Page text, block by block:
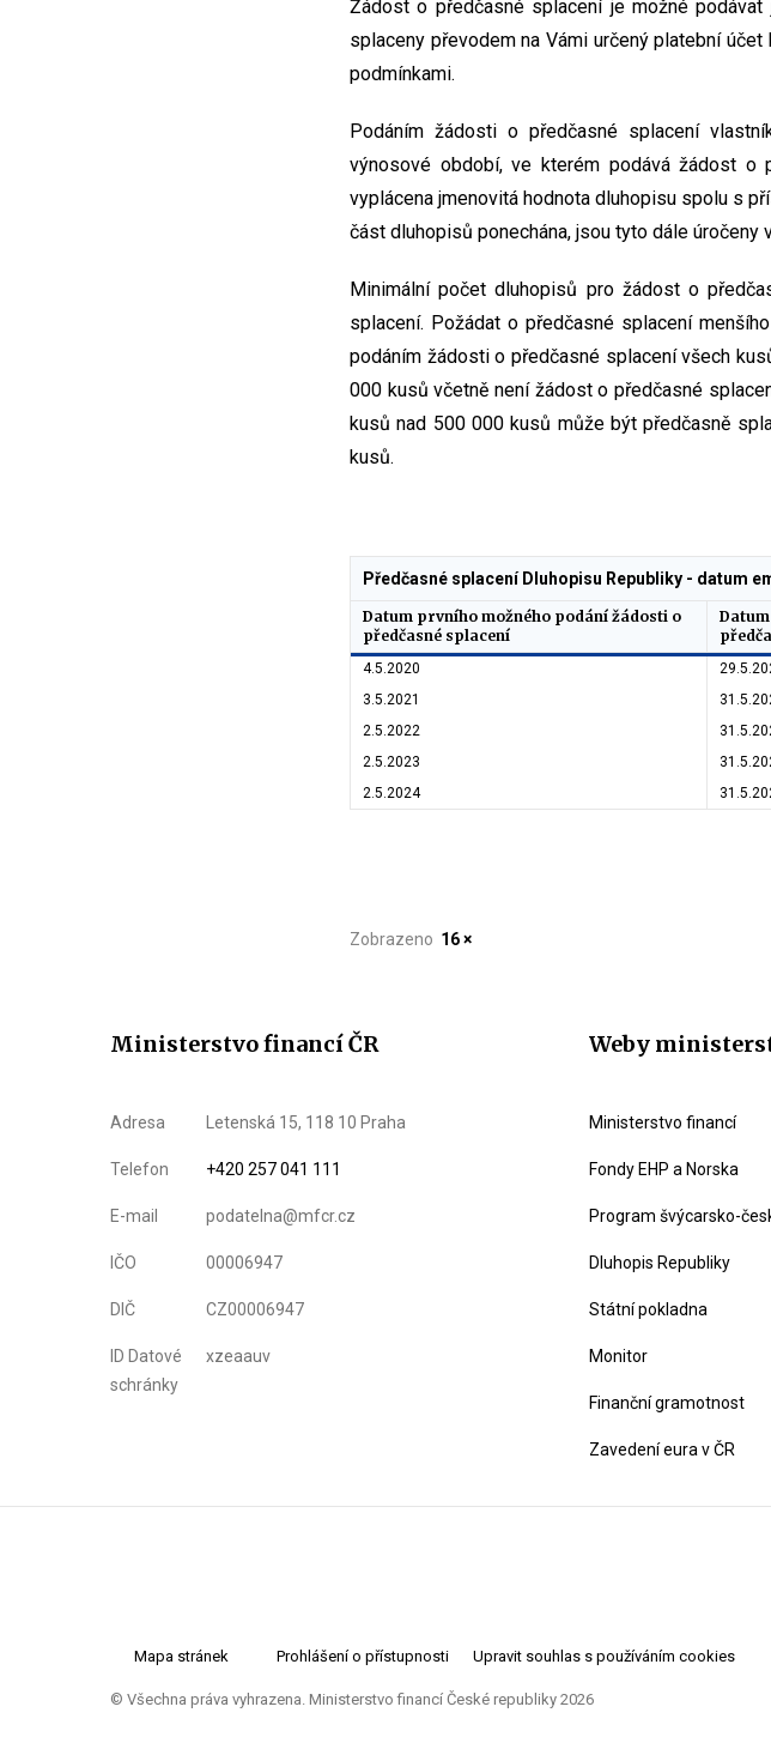
Žádost o předčasné splacení je možné
splaceny převodem na Vámi určený platební
podmínkami.
Podáním žádosti o předčasné splacení
výnosové období, ve kterém podává žádost o
vyplácena jmenovitá hodnota dluhopisu spolu s
část dluhopisů ponechána, jsou tyto dále
Minimální počet dluhopisů pro žádost o
splacení. Požádat o předčasné splacení
podáním žádosti o předčasné splacení všech
000 kusů včetně není žádost o předčasné
kusů nad 500 000 kusů může být předčasně
kusů.
Datum prvního možného podání žádosti o
předčasné splacení
Předčasné splacení Dluhopisu Republiky - datum
4.5.2020
3.5.2021
2.5.2022
2.5.2023
2.5.2024
Zobrazeno 16 ×
Ministerstvo financí ČR
Adresa Letenská 15, 118 10 Praha
Telefon +420 257 041 111
E-mail podatelna@mfcr.cz
IČO 00006947
DIČ CZ00006947
ID Datové
schránky
xzeaauv
Weby
Ministerstvo financí
Fondy EHP a Norska
Program švýcarsko-
Dluhopis Republiky
Státní pokladna
Monitor
Finanční gramotnost
Zavedení eura v ČR
Mapa stránek Prohlášení o přístupnosti Upravit souhlas s používáním cookies
© Všechna práva vyhrazena. Ministerstvo financí České republiky 2026